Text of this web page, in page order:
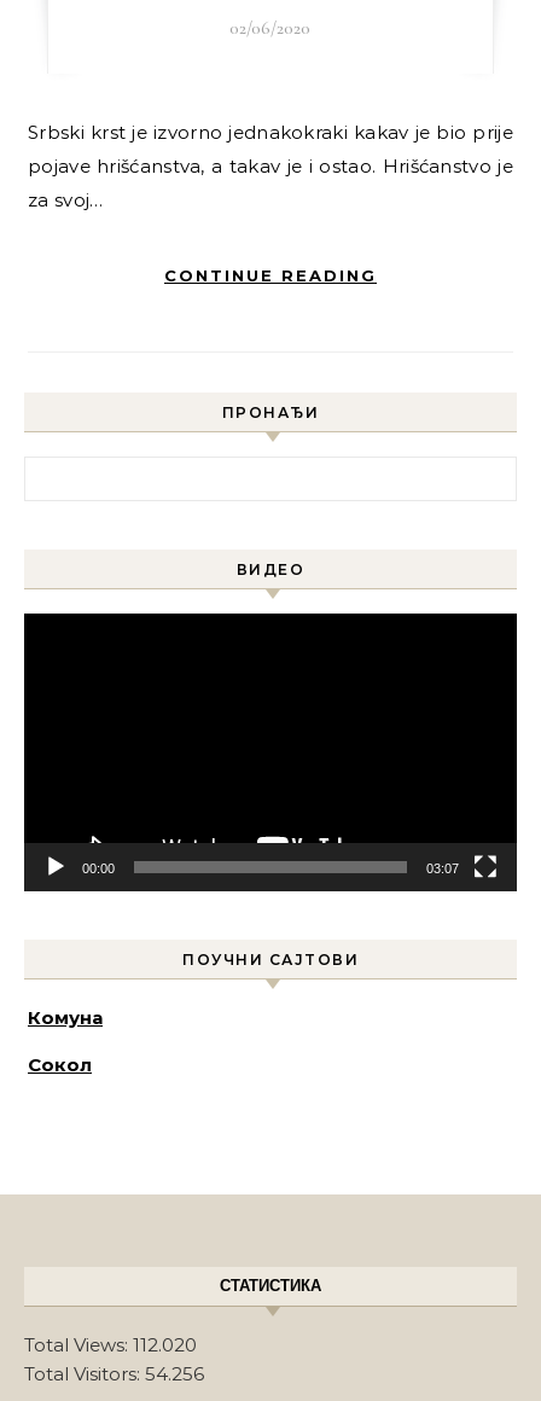
02/06/2020
Srbski krst je izvorno jednakokraki kakav je bio prije
pojave hrišćanstva, a takav je i ostao. Hrišćanstvo je
za svoj…
CONTINUE READING
ПРОНАЂИ
ВИДЕО
00:00 03:07
ПОУЧНИ САЈТОВИ
Комуна
Сокол
СТАТИСТИКА
Total Views: 112.020
Total Visitors: 54.256